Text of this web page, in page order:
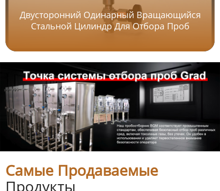
Двусторонний Одинарный Вращающийся
Стальной Цилиндр Для Отбора Проб
Самые Продаваемые
Продукты